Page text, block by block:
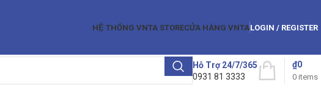
HỆ THỐNG VNTA STORECỬA HÀNG VNTALOGIN / REGISTER
Hỗ Trợ 24/7/365
0931 81 3333
0 items
₫0